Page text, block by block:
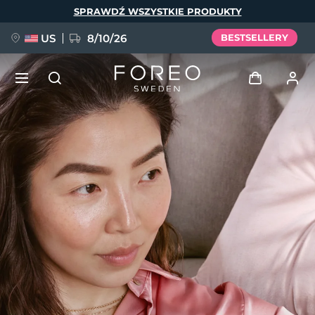
SPRAWDŹ WSZYSTKIE PRODUKTY
US 8/10/26 BESTSELLERY
Zaloguj
Profil użytkownika
Moje urządzenia
Moje zamówienia
Moje adresy
Moje subskrypcje
NOWOŚĆ
FAQ™ Pure Beauty-Tech Elixir
BREAKING NEWS
issa™ Teeth Whitening Set
Język
English Deutsch
Español
Français
Italiano
Português
Polski
Svenska
Русский
Türkçe
简体中文 繁體中文